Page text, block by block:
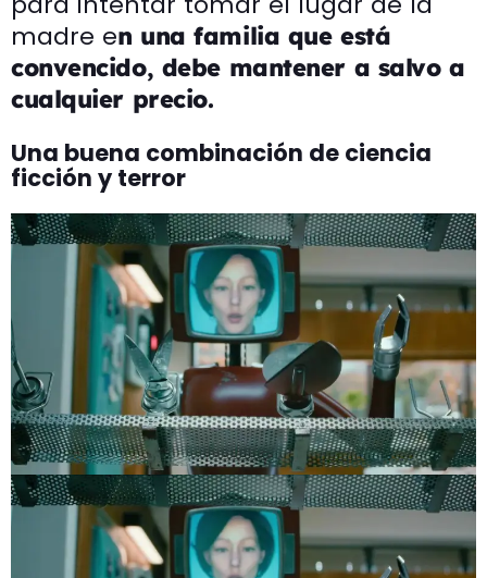
madre en una familia que está
convencido, debe mantener a salvo a
cualquier precio.
Una buena combinación de ciencia
ficción y terror